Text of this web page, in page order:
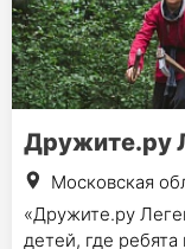
Дружите.ру
Московская
«Дружите.ру
детей, где